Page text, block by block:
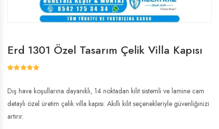
Erd 1301 Özel Tasarım Çelik Villa Kapısı
Dış hava koşullarına dayanıklı, 14 noktadan kilit sistemli ve lamine cam
detaylı özel üretim çelik villa kapısı. Akıllı kilit seçenekleriyle güvenliğinizi
artırır.